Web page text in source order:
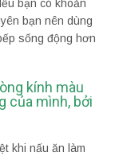
bạn có khoản
bạn nên dùng
sống động hơn
kính màu
của mình, bởi
khi nấu ăn làm